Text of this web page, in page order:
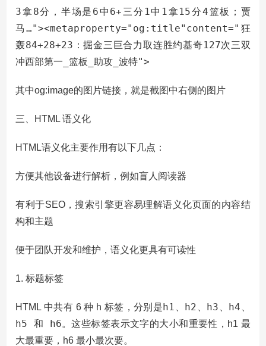
3拿8分，半场是6中6+三分1中1拿15分4篮板；贾
马…"><metaproperty="og:title"content="狂
轰84+28+23：掘金三巨合力取连胜约基奇127次三双
冲西部第一_篮板_助攻_波特">
其中og:image的图片链接，就是截图中右侧的图片
三、HTML 语义化
HTML语义化主要作用有以下几点：
方便其他设备进行解析，例如盲人阅读器
有利于SEO，搜索引擎更容易理解语义化页面的内容结
构和主题
便于团队开发和维护，语义化更具有可读性
1. 标题标签
HTML 中共有 6 种 h 标签，分别是h1、h2、h3、h4、
h5 和 h6。这些标签表示文字的大小和重要性，h1 最
大最重要，h6 最小最次要。